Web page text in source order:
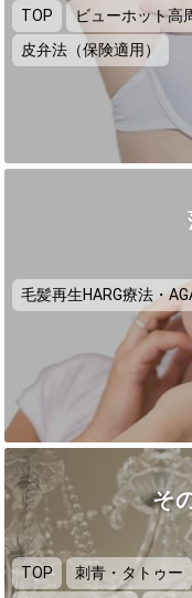
TOP ビューホット高
皮弁法（保険適用）
毛髪再生HARG療法・
そ
TOP 刺青・タトゥー